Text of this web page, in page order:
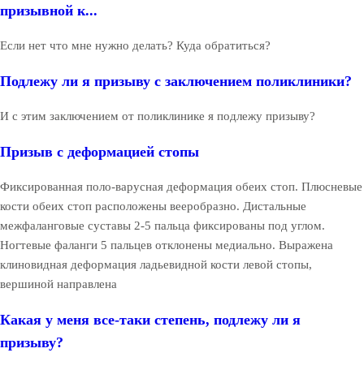
призывной к...
Если нет что мне нужно делать? Куда обратиться?
Подлежу ли я призыву с заключением поликлиники?
И с этим заключением от поликлинике я подлежу призыву?
Призыв с деформацией стопы
Фиксированная поло-варусная деформация обеих стоп. Плюсневые
кости обеих стоп расположены вееробразно. Дистальные
межфаланговые суставы 2-5 пальца фиксированы под углом.
Ногтевые фаланги 5 пальцев отклонены медиально. Выражена
клиновидная деформация ладьевидной кости левой стопы,
вершиной направлена
Какая у меня все-таки степень, подлежу ли я
призыву?